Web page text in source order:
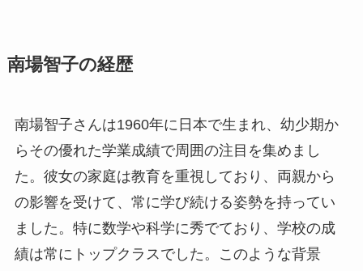
南場智子の経歴
南場智子さんは1960年に日本で生まれ、幼少期か
らその優れた学業成績で周囲の注目を集めまし
た。彼女の家庭は教育を重視しており、両親から
の影響を受けて、常に学び続ける姿勢を持ってい
ました。特に数学や科学に秀でており、学校の成
績は常にトップクラスでした。このような背景